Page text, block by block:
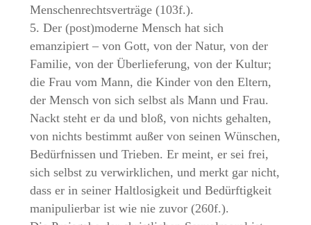
Menschenrechtsverträge (103f.).
5. Der (post)moderne Mensch hat sich
emanzipiert – von Gott, von der Natur, von der
Familie, von der Überlieferung, von der Kultur;
die Frau vom Mann, die Kinder von den Eltern,
der Mensch von sich selbst als Mann und Frau.
Nackt steht er da und bloß, von nichts gehalten,
von nichts bestimmt außer von seinen Wünschen,
Bedürfnissen und Trieben. Er meint, er sei frei,
sich selbst zu verwirklichen, und merkt gar nicht,
dass er in seiner Haltlosigkeit und Bedürftigkeit
manipulierbar ist wie nie zuvor (260f.).